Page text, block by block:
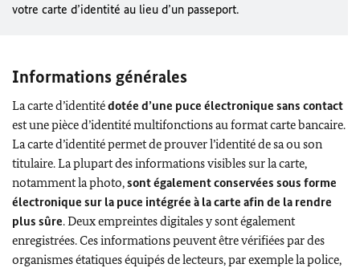
votre carte d’identité au lieu d’un passeport.
Informations générales
La carte d’identitédotée d’une puce électronique sans contact
est une pièce d’identité multifonctions au format carte bancaire.
La carte d’identité permet de prouver l’identité de sa ou son
titulaire. La plupart des informations visibles sur la carte,
notamment la photo,sont également conservées sous forme
électronique sur la puce intégrée à la carte afin de la rendre
plus sûre. Deux empreintes digitales y sont également
enregistrées. Ces informations peuvent être vérifiées par des
organismes étatiques équipés de lecteurs, par exemple la police,